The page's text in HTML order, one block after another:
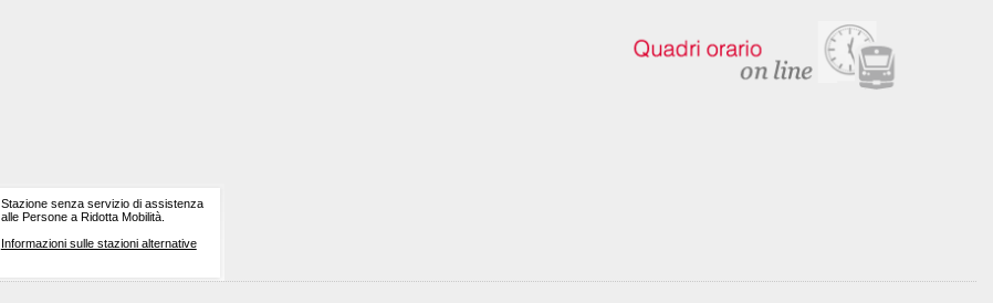
Stazione senza servizio di assistenza
alle Persone a Ridotta Mobilità.
Informazioni sulle stazioni alternative